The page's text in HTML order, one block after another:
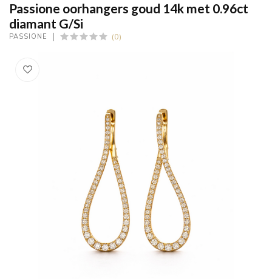
Passione oorhangers goud 14k met 0.96ct
diamant G/Si
PASSIONE (0)